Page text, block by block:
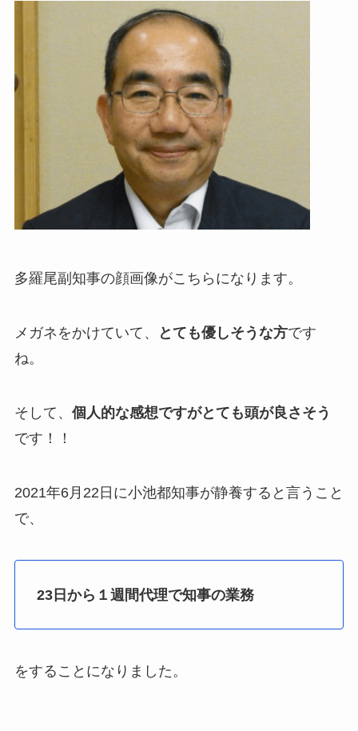
多羅尾副知事の顔画像がこちらになります。
メガネをかけていて、 とても優しそうな方です
ね。
そして、 個人的な感想ですがとても頭が良さそう
です！！
2021年6月22日に小池都知事が静養すると言うこと
で、
23日から１週間代理で知事の業務
をすることになりました。